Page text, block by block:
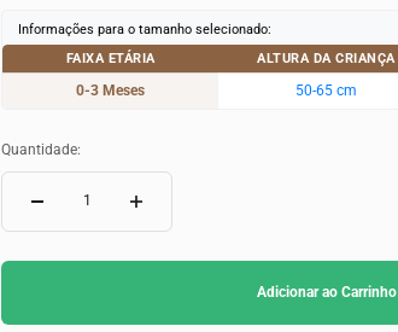
Informações para o tamanho selecionado:
FAIXA ETÁRIA
ALTURA DA CRIANÇA
0-3 Meses 50-65 cm
Quantidade:
Adicionar ao Carrinho